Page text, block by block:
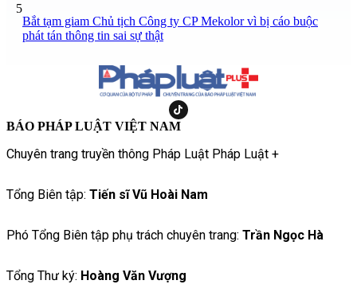
5
Bắt tạm giam Chủ tịch Công ty CP Mekolor vì bị cáo buộc
phát tán thông tin sai sự thật
BÁO PHÁP LUẬT VIỆT NAM
Chuyên trang truyền thông Pháp Luật Pháp Luật +
Tổng Biên tập: Tiến sĩ Vũ Hoài Nam
Phó Tổng Biên tập phụ trách chuyên trang: Trần Ngọc Hà
Tổng Thư ký: Hoàng Văn Vượng